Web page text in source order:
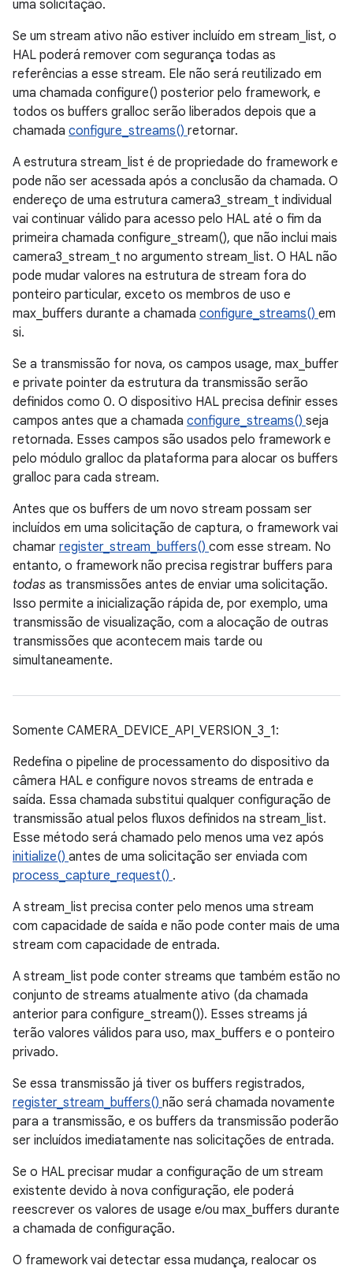
uma solicitação.
Se um stream ativo não estiver incluído em stream_list, o
HAL poderá remover com segurança todas as
referências a esse stream. Ele não será reutilizado em
uma chamada configure() posterior pelo framework, e
todos os buffers gralloc serão liberados depois que a
chamada configure_streams() retornar.
A estrutura stream_list é de propriedade do framework e
pode não ser acessada após a conclusão da chamada. O
endereço de uma estrutura camera3_stream_t individual
vai continuar válido para acesso pelo HAL até o fim da
primeira chamada configure_stream(), que não inclui mais
camera3_stream_t no argumento stream_list. O HAL não
pode mudar valores na estrutura de stream fora do
ponteiro particular, exceto os membros de uso e
max_buffers durante a chamada configure_streams() em
si.
Se a transmissão for nova, os campos usage, max_buffer
e private pointer da estrutura da transmissão serão
definidos como 0. O dispositivo HAL precisa definir esses
campos antes que a chamada configure_streams() seja
retornada. Esses campos são usados pelo framework e
pelo módulo gralloc da plataforma para alocar os buffers
gralloc para cada stream.
Antes que os buffers de um novo stream possam ser
incluídos em uma solicitação de captura, o framework vai
chamar register_stream_buffers() com esse stream. No
entanto, o framework não precisa registrar buffers para
todas as transmissões antes de enviar uma solicitação.
Isso permite a inicialização rápida de, por exemplo, uma
transmissão de visualização, com a alocação de outras
transmissões que acontecem mais tarde ou
simultaneamente.
Somente CAMERA_DEVICE_API_VERSION_3_1:
Redefina o pipeline de processamento do dispositivo da
câmera HAL e configure novos streams de entrada e
saída. Essa chamada substitui qualquer configuração de
transmissão atual pelos fluxos definidos na stream_list.
Esse método será chamado pelo menos uma vez após
initialize() antes de uma solicitação ser enviada com
process_capture_request() .
A stream_list precisa conter pelo menos uma stream
com capacidade de saída e não pode conter mais de uma
stream com capacidade de entrada.
A stream_list pode conter streams que também estão no
conjunto de streams atualmente ativo (da chamada
anterior para configure_stream()). Esses streams já
terão valores válidos para uso, max_buffers e o ponteiro
privado.
Se essa transmissão já tiver os buffers registrados,
register_stream_buffers() não será chamada novamente
para a transmissão, e os buffers da transmissão poderão
ser incluídos imediatamente nas solicitações de entrada.
Se o HAL precisar mudar a configuração de um stream
existente devido à nova configuração, ele poderá
reescrever os valores de usage e/ou max_buffers durante
a chamada de configuração.
O framework vai detectar essa mudança, realocar os